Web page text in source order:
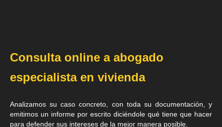
Consulta online a abogado
especialista en vivienda
Analizamos su caso concreto, con toda su documentación, y
emitimos un informe por escrito diciéndole qué tiene que hacer
para defender sus intereses de la mejor manera posible.